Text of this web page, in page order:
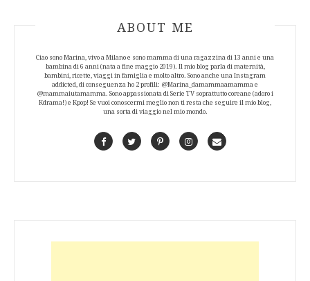
ABOUT AUTHOR
ABOUT ME
Ciao sono Marina, vivo a Milano e sono mamma di una ragazzina di 13 anni e una
bambina di 6 anni (nata a fine maggio 2019). Il mio blog parla di maternità,
bambini, ricette, viaggi in famiglia e molto altro. Sono anche una Instagram
addicted, di conseguenza ho 2 profili: @Marina_damammaamamma e
@mammaiutamamma. Sono appassionata di Serie TV soprattutto coreane (adoro i
Kdrama!) e Kpop! Se vuoi conoscermi meglio non ti resta che seguire il mio blog,
una sorta di viaggio nel mio mondo.
FacebookTwitterPinterestInstagramContact